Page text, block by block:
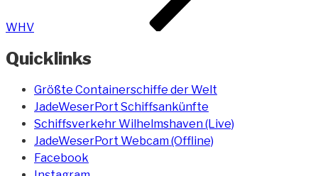
WHV
Quicklinks
Größte Containerschiffe der Welt
JadeWeserPort Schiffsankünfte
Schiffsverkehr Wilhelmshaven (Live)
JadeWeserPort Webcam (Offline)
Facebook